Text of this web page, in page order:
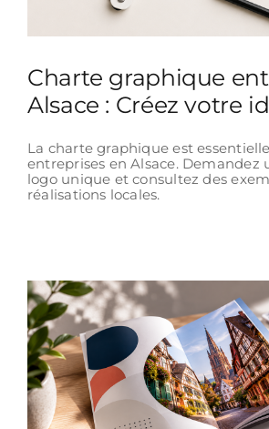
Charte graphique
Alsace : Créez votre
La charte graphique est
entreprises en Alsace. Demandez
logo unique et consultez des
réalisations locales.